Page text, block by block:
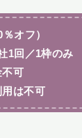
オフ）
1回／1枠のみ
不可
用は不可